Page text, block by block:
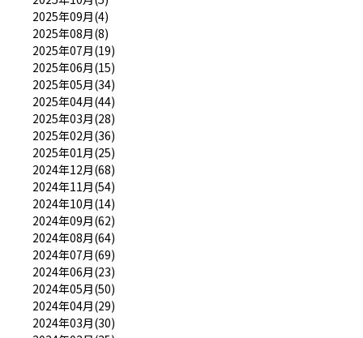
2025年09月(4)
2025年08月(8)
2025年07月(19)
2025年06月(15)
2025年05月(34)
2025年04月(44)
2025年03月(28)
2025年02月(36)
2025年01月(25)
2024年12月(68)
2024年11月(54)
2024年10月(14)
2024年09月(62)
2024年08月(64)
2024年07月(69)
2024年06月(23)
2024年05月(50)
2024年04月(29)
2024年03月(30)